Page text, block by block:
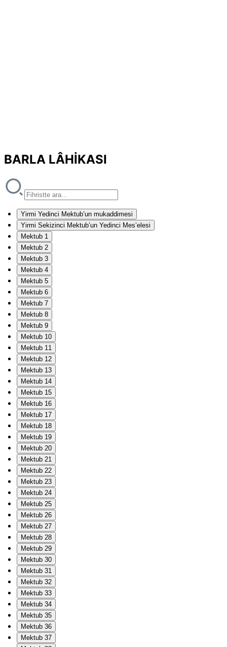
BARLA LÂHİKASI
Yirmi Yedinci Mektub’un mukaddimesi
Yirmi Sekizinci Mektub’un Yedinci Mes’elesi
Mektub 1
Mektub 2
Mektub 3
Mektub 4
Mektub 5
Mektub 6
Mektub 7
Mektub 8
Mektub 9
Mektub 10
Mektub 11
Mektub 12
Mektub 13
Mektub 14
Mektub 15
Mektub 16
Mektub 17
Mektub 18
Mektub 19
Mektub 20
Mektub 21
Mektub 22
Mektub 23
Mektub 24
Mektub 25
Mektub 26
Mektub 27
Mektub 28
Mektub 29
Mektub 30
Mektub 31
Mektub 32
Mektub 33
Mektub 34
Mektub 35
Mektub 36
Mektub 37